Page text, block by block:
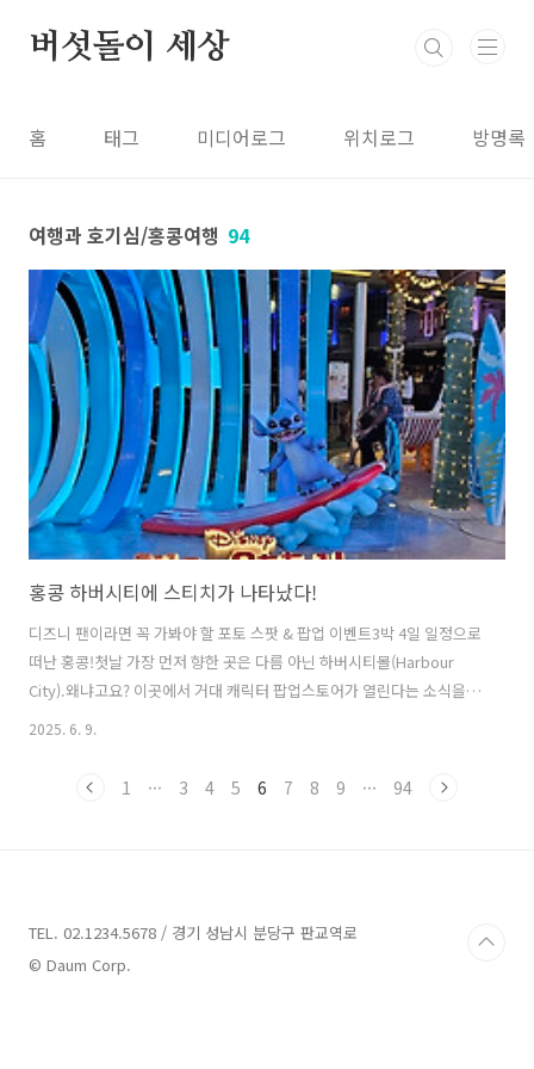
버섯돌이 세상
홈 태그 미디어로그 위치로그 방명록
여행과 호기심/홍콩여행 94
홍콩 하버시티에 스티치가 나타났다!
디즈니 팬이라면 꼭 가봐야 할 포토 스팟 & 팝업 이벤트3박 4일 일정으로
떠난 홍콩!첫날 가장 먼저 향한 곳은 다름 아닌 하버시티몰(Harbour
City).왜냐고요? 이곳에서 거대 캐릭터 팝업스토어가 열린다는 소식을
들었기 때문이에요. 그 주인공은 바로, 디즈니의 장난꾸러기 외계인 ‘릴
까지, 하버시티 전역에서 펼쳐지는 ‘STITCH ARRIVES!!!’ 이벤트에 다녀
2025. 6. 9.
1 ··· 3 4 5 6 7 8 9 ··· 94
TEL. 02.1234.5678 / 경기 성남시 분당구 판교역로
© Daum Corp.